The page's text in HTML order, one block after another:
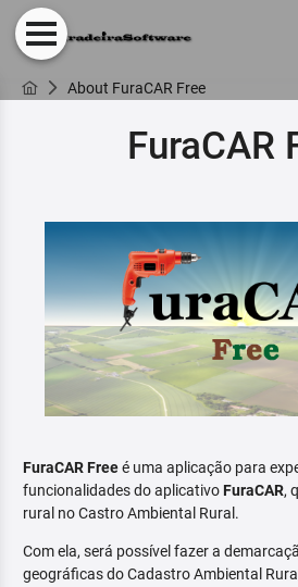
About FuraCAR Free
FuraCAR
FuraCAR Freeé uma aplicação para
funcionalidades do aplicativoFuraCAR,
rural no Castro Ambiental Rural.
Com ela, será possível fazer a
geográficas do Cadastro Ambiental